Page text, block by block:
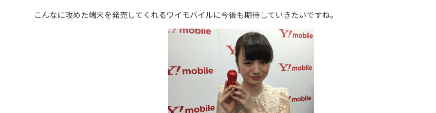
こんなに攻めた端末を発売してくれるワイモバイルに今後も期待していきたいですね。